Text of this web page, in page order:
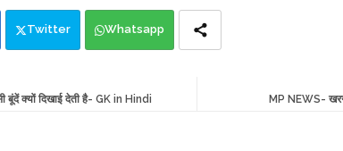
Twitter Whatsapp
MP NEWS-
बूंदें क्यों दिखाई देती है- GK in Hindi